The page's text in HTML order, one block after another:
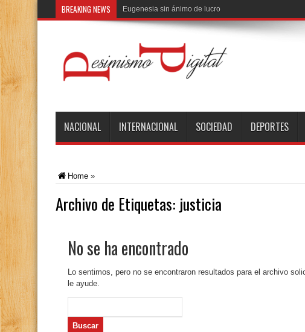
BREAKING NEWS El
NACIONAL INTERNACIONAL SOCIEDAD DEPORTES
Home »
Archivo de Etiquetas: justicia
No se ha encontrado
Lo sentimos, pero no se encontraron resultados para el archivo
le ayude.